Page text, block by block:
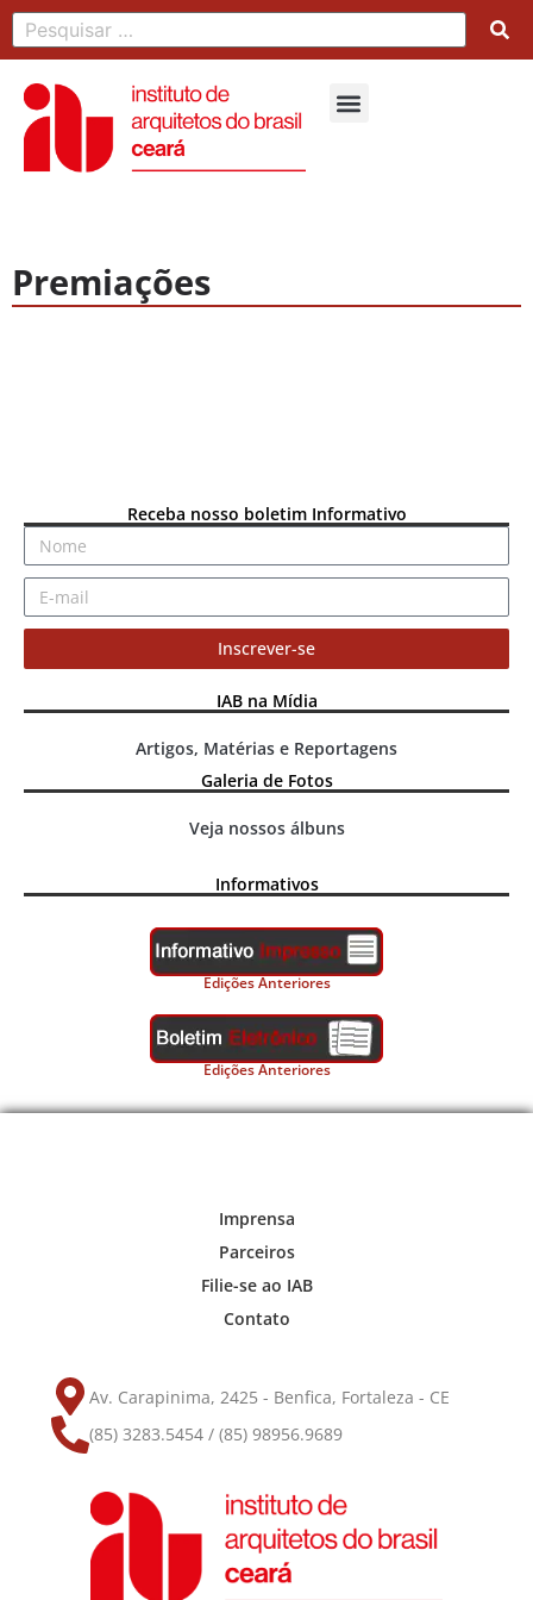
Premiações
Receba nosso boletim Informativo
Inscrever-se
IAB na Mídia
Artigos, Matérias e Reportagens
Galeria de Fotos
Veja nossos álbuns
Informativos
Edições Anteriores
Edições Anteriores
Imprensa
Parceiros
Filie-se ao IAB
Contato
Av. Carapinima, 2425 - Benfica, Fortaleza - CE
(85) 3283.5454 / (85) 98956.9689